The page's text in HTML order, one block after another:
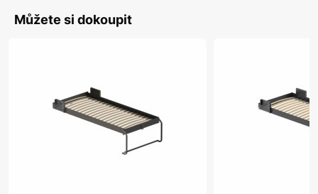
Můžete si dokoupit